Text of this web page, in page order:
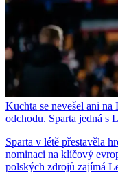
Kuchta se nevešel ani
odchodu. Sparta jedná s
Sparta v létě přestavěla
nominaci na klíčový
polských zdrojů zajímá